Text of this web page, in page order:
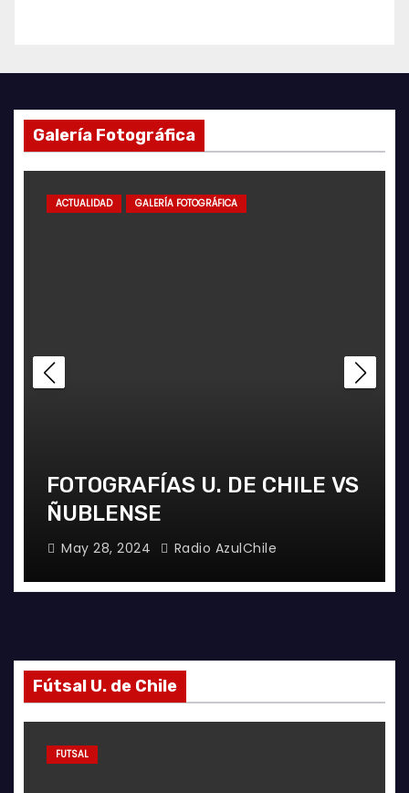
Galería Fotográfica
ACTUALIDAD GALERÍA FOTOGRÁFICA
FOTOGRAFÍAS U. DE CHILE VS
ÑUBLENSE
May 28, 2024 Radio AzulChile
Fútsal U. de Chile
FUTSAL